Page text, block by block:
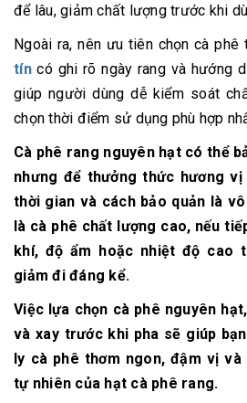
để lâu, giảm chất lượng trước khi
Ngoài ra, nên ưu tiên chọn cà phê
tíncó ghi rõ ngày rang và hướng
giúp người dùng dễ kiểm soát
chọn thời điểm sử dụng phù hợp
Cà phê rang nguyên hạt có thể
nhưng để thưởng thức hương
thời gian và cách bảo quản là
là cà phê chất lượng cao, nếu
khí, độ ẩm hoặc nhiệt độ cao
giảm đi đáng kể.
Việc lựa chọn cà phê nguyên
và xay trước khi pha sẽ giúp
ly cà phê thơm ngon, đậm vị
tự nhiên của hạt cà phê rang.